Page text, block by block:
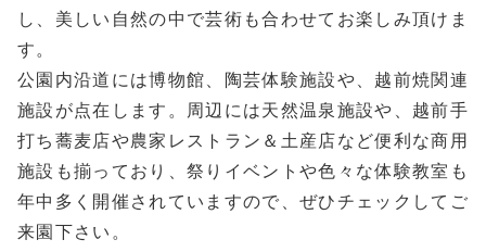
し、美しい自然の中で芸術も合わせてお楽しみ頂けま
す。
公園内沿道には博物館、陶芸体験施設や、越前焼関連
施設が点在します。周辺には天然温泉施設や、越前手
打ち蕎麦店や農家レストラン＆土産店など便利な商用
施設も揃っており、祭りイベントや色々な体験教室も
年中多く開催されていますので、ぜひチェックしてご
来園下さい。